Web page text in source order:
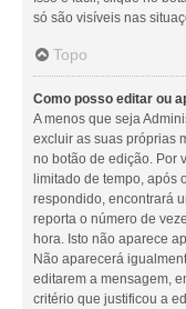
só são visíveis nas
Topo
Como posso editar ou
A menos que seja
excluir as suas próprias
no botão de edição. Por
limitado de tempo, após
respondido, encontrará
reporta o número de
hora. Isto não aparece
Não aparecerá
editarem a mensagem,
critério que justificou a